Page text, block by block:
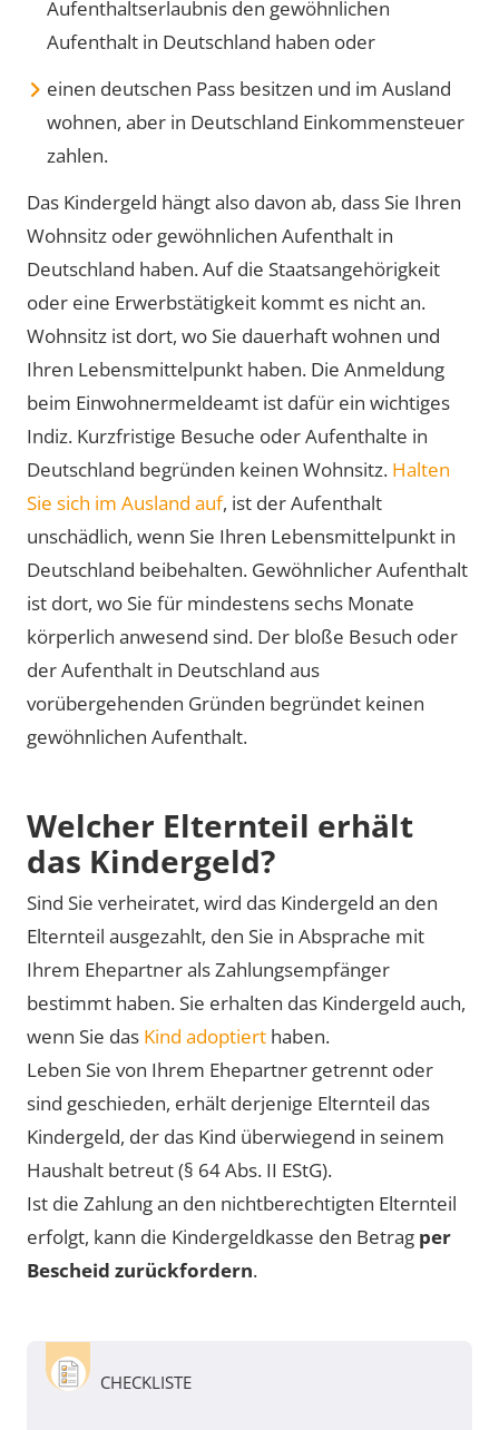
Aufenthaltserlaubnis den gewöhnlichen
Aufenthalt in Deutschland haben oder
einen deutschen Pass besitzen und im Ausland
wohnen, aber in Deutschland Einkommensteuer
zahlen.
Das Kindergeld hängt also davon ab, dass Sie Ihren
Wohnsitz oder gewöhnlichen Aufenthalt in
Deutschland haben. Auf die Staatsangehörigkeit
oder eine Erwerbstätigkeit kommt es nicht an.
Wohnsitz ist dort, wo Sie dauerhaft wohnen und
Ihren Lebensmittelpunkt haben. Die Anmeldung
beim Einwohnermeldeamt ist dafür ein wichtiges
Indiz. Kurzfristige Besuche oder Aufenthalte in
Deutschland begründen keinen Wohnsitz. Halten
Sie sich im Ausland auf, ist der Aufenthalt
unschädlich, wenn Sie Ihren Lebensmittelpunkt in
Deutschland beibehalten. Gewöhnlicher Aufenthalt
ist dort, wo Sie für mindestens sechs Monate
körperlich anwesend sind. Der bloße Besuch oder
der Aufenthalt in Deutschland aus
vorübergehenden Gründen begründet keinen
gewöhnlichen Aufenthalt.
Wel­cher El­tern­teil er­hält
das Kin­der­geld?
Sind Sie verheiratet, wird das Kindergeld an den
Elternteil ausgezahlt, den Sie in Absprache mit
Ihrem Ehepartner als Zahlungsempfänger
bestimmt haben. Sie erhalten das Kindergeld auch,
wenn Sie das Kind adoptiert haben.
Leben Sie von Ihrem Ehepartner getrennt oder
sind geschieden, erhält derjenige Elternteil das
Kindergeld, der das Kind überwiegend in seinem
Haushalt betreut (§ 64 Abs. II EStG).
Ist die Zahlung an den nichtberechtigten Elternteil
erfolgt, kann die Kindergeldkasse den Betrag per
Bescheid zurückfordern.
CHECKLISTE